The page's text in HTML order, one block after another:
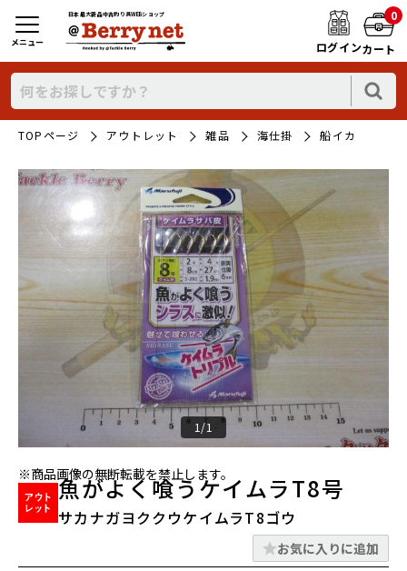
日本最大新品中古釣り具WEBショップ
ログイン
0
カート
メニュー
TOPページ アウトレット 雑品 海仕掛 船イカ
1/1
※商品画像の無断転載を禁止します。
魚がよく喰うケイムラT8号
サカナガヨククウケイムラT8ゴウ
お気に入りに追加